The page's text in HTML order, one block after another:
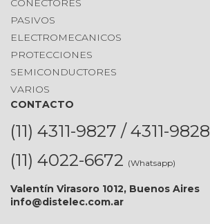
CONECTORES
PASIVOS
ELECTROMECANICOS
PROTECCIONES
SEMICONDUCTORES
VARIOS
CONTACTO
(11) 4311-9827 / 4311-9828
(11) 4022-6672 (Whatsapp)
Valentín Virasoro 1012, Buenos Aires
info@distelec.com.ar